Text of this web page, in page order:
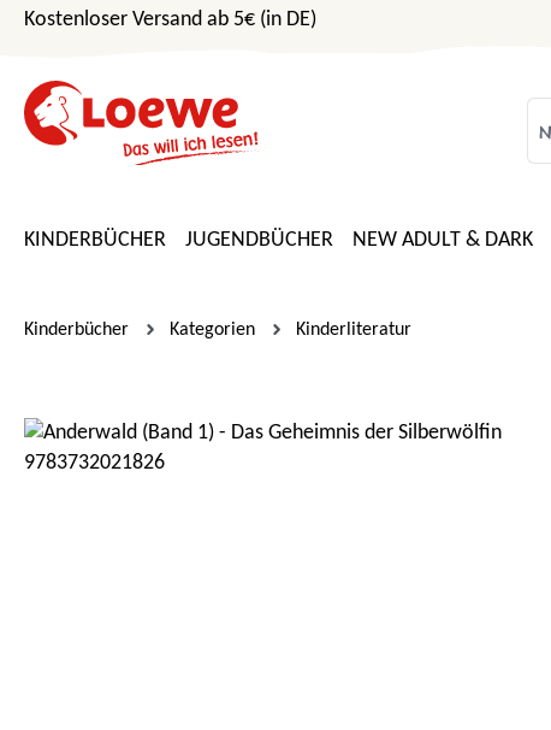
Hauptinhalt springen
Zur Suche springen
Zur Hauptnavigation springen
Kostenloser Versand ab 5€ (in DE)
KINDERBÜCHER JUGENDBÜCHER NEW ADULT & DARK
Kinderbücher Kategorien Kinderliteratur
Bildergalerie überspringen